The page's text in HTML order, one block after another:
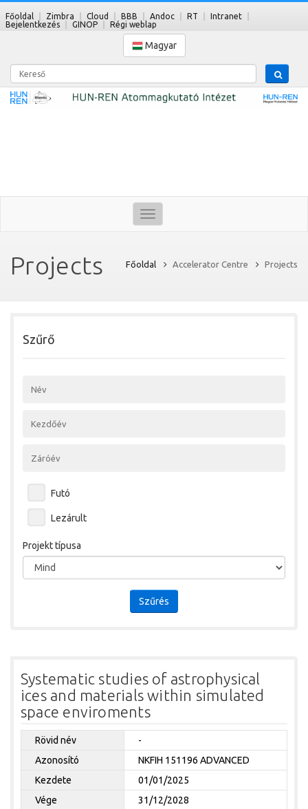
Főoldal Zimbra Cloud BBB Andoc RT
Intranet
Bejelentkezés
GINOP Régi weblap
Magyar
Kereső
Toggle
navigation
Projects Főoldal Accelerator Centre Projects
Szűrő
Futó
Lezárult
Projekt típusa
Szűrés
Systematic studies of astrophysical
ices and materials within simulated
space enviroments
Rövid név
-
Azonosító
NKFIH 151196 ADVANCED
Kezdete
01/01/2025
Vége
31/12/2028